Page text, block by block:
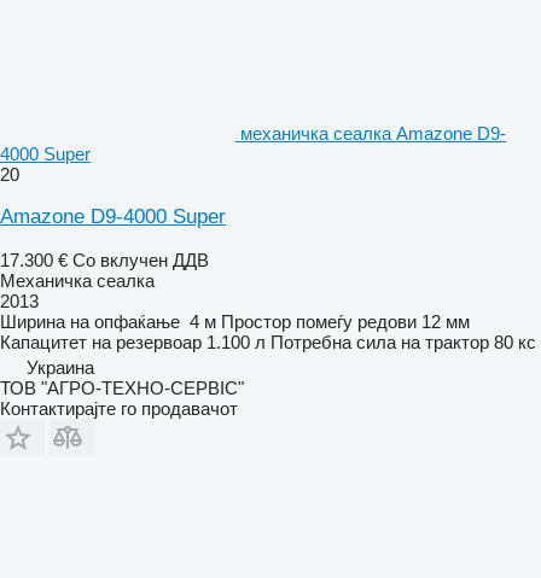
механичка сеалка Amazone D9-
4000 Super
20
Amazone D9-4000 Super
17.300 € Со вклучен ДДВ
Механичка сеалка
2013
Ширина на опфаќање 4 м Простор помеѓу редови 12 мм
Капацитет на резервоар 1.100 л Потребна сила на трактор 80 кс
Украина
ТОВ "АГРО-ТЕХНО-СЕРВІС"
Контактирајте го продавачот